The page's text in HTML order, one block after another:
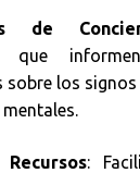
de
que
sobre los
: